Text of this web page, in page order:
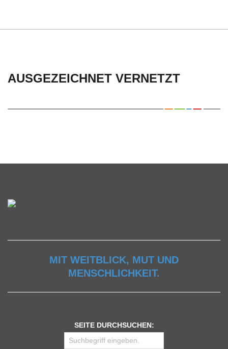
AUSGEZEICHNET VERNETZT
MIT WEITBLICK, MUT UND
MENSCHLICHKEIT.
SEITE DURCHSUCHEN: